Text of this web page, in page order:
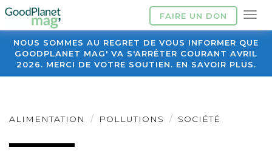
FAIRE UN DON
NOUS SOMMES AU REGRET DE VOUS INFORMER QUE
GOODPLANET MAG' VA S'ARRÊTER COURANT AVRIL
2026. MERCI DE VOTRE SOUTIEN. EN SAVOIR PLUS.
ALIMENTATION POLLUTIONS SOCIÉTÉ